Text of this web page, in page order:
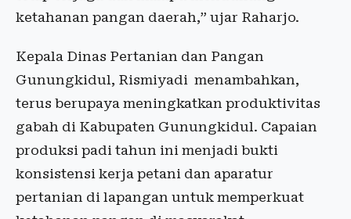
ketahanan pangan daerah,” ujar Raharjo.
Kepala Dinas Pertanian dan Pangan
Gunungkidul, Rismiyadi menambahkan,
terus berupaya meningkatkan produktivitas
gabah di Kabupaten Gunungkidul. Capaian
produksi padi tahun ini menjadi bukti
konsistensi kerja petani dan aparatur
pertanian di lapangan untuk memperkuat